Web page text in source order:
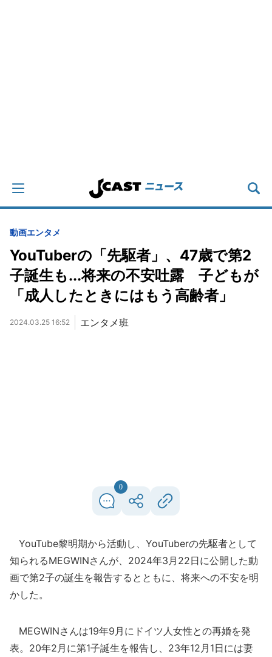
動画エンタメ
YouTuberの「先駆者」、47歳で第2
子誕生も...将来の不安吐露 子どもが
「成人したときにはもう高齢者」
2024.03.25 16:52 エンタメ班
0
YouTube黎明期から活動し、YouTuberの先駆者として
知られるMEGWINさんが、2024年3月22日に公開した動
画で第2子の誕生を報告するとともに、将来への不安を明
かした。
MEGWINさんは19年9月にドイツ人女性との再婚を発
表。20年2月に第1子誕生を報告し、23年12月1日には妻